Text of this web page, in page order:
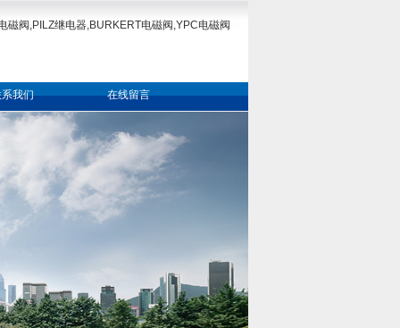
磁阀,PILZ继电器,BURKERT电磁阀,YPC电磁阀
我们 在线留言